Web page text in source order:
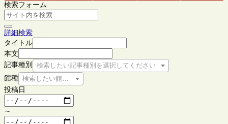
検索フォーム
詳細検索
タイトル
本文
記事種別
検索したい記事種別を選択してください
館種 検索したい館種を選択してください
投稿日
～